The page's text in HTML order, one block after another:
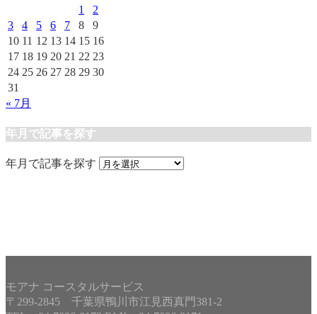
1
2
3
4 5 6 7 8
9
10 11 12 13 14 15 16
17 18 19 20 21 22 23
24 25 26 27 28 29 30
31
« 7月
年月で記事を探す
年月で記事を探す
モアナ コースタルサービス
〒299-2845 千葉県鴨川市江見西真門381-2